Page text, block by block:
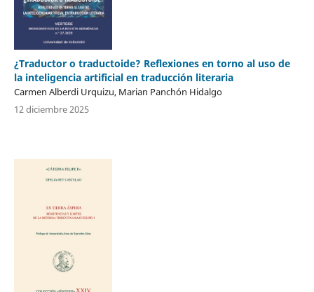
¿Traductor o traductoide? Reflexiones en torno al uso de
la inteligencia artificial en traducción literaria
Carmen Alberdi Urquizu, Marian Panchón Hidalgo
12 diciembre 2025